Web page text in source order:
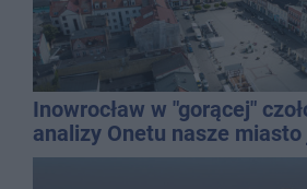
Inowrocław w "gorącej"
analizy Onetu nasze
najbardziej narażonych na